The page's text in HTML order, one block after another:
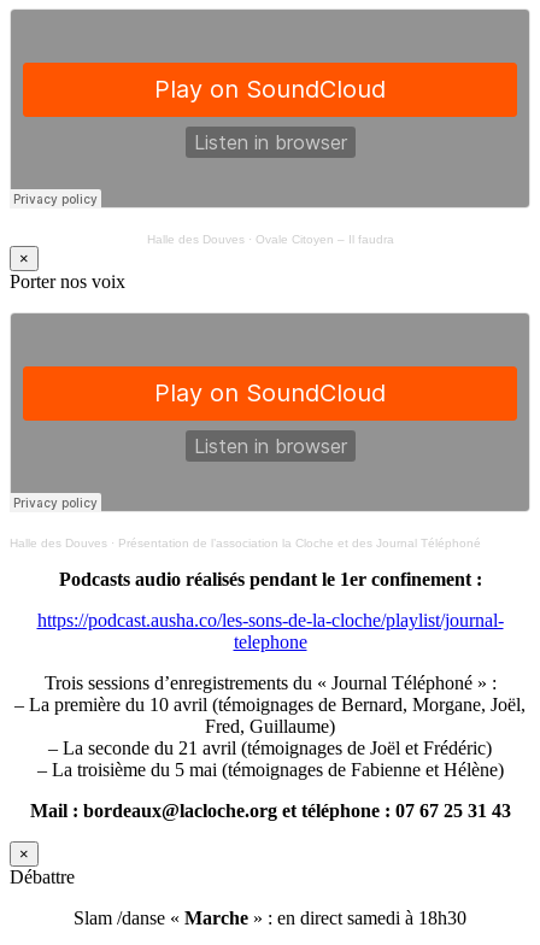
Halle des Douves· Ovale Citoyen – Il faudra
×
Porter nos voix
Halle des Douves · Présentation de l’association la Cloche et des Journal Téléphoné
Podcasts audio réalisés pendant le 1er confinement :
https://podcast.ausha.co/les-sons-de-la-cloche/playlist/journal-
telephone
Trois sessions d’enregistrements du « Journal Téléphoné » :
– La première du 10 avril (témoignages de Bernard, Morgane, Joël,
Fred, Guillaume)
– La seconde du 21 avril (témoignages de Joël et Frédéric)
– La troisième du 5 mai (témoignages de Fabienne et Hélène)
Mail : bordeaux@lacloche.org et téléphone : 07 67 25 31 43
×
Débattre
Slam /danse « Marche » : en direct samedi à 18h30